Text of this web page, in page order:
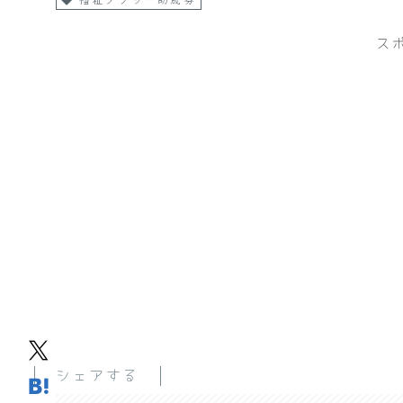
ス
シェアする